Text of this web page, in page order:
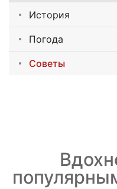
История
Погода
Советы